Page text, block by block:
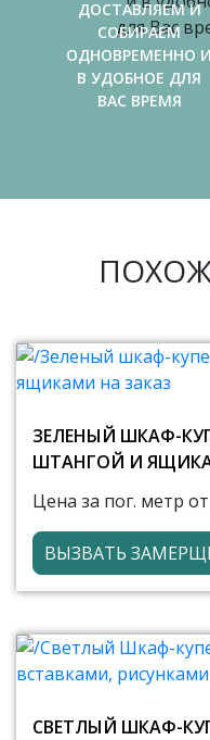
ДОСТАВЛЯЕМ И
СОБИРАЕМ
ОДНОВРЕМЕННО И
В УДОБНОЕ ДЛЯ
ВАС ВРЕМЯ
ЗЕЛЕНЫЙ ШКАФ-
ШТАНГОЙ И
Цена за пог. метр от
ВЫЗВАТЬ
СВЕТЛЫЙ ШКАФ-